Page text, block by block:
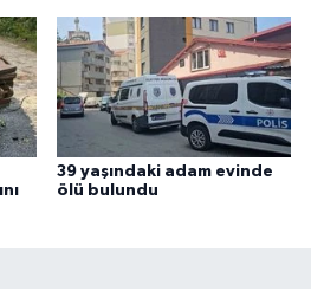
39 yaşındaki adam evinde
ölü bulundu